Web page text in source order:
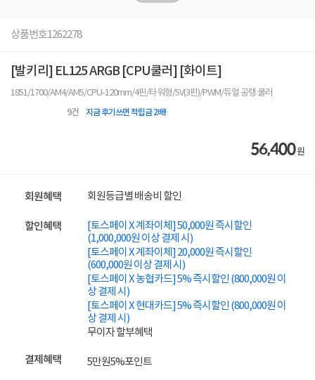
상품번호1262278
[발키리] EL125 ARGB [CPU쿨러] [화이트]
1851/1700/AM4/AM5/CPU-120mm/4핀/타워형/5V(3핀)/PWM/듀얼 공랭 쿨러
9건 지금 후기쓰면 적립금 2배!
56,400원
회원혜택 회원등급별 배송비 할인
할인혜택
[토스페이 X 계좌이체] 50,000원 즉시할인
(1,000,000원 이상 결제 시)
[토스페이 X 계좌이체] 20,000원 즉시할인
(600,000원 이상 결제 시)
[토스페이 X 농협카드] 5% 즉시할인 (800,000원 이
상 결제 시)
[토스페이 X 현대카드] 5% 즉시할인 (800,000원 이
상 결제 시)
무이자 할부혜택
결제혜택 5만원5%포인트